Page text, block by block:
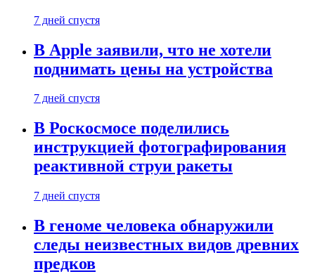
7 дней спустя
В Apple заявили, что не хотели
поднимать цены на устройства
7 дней спустя
В Роскосмосе поделились
инструкцией фотографирования
реактивной струи ракеты
7 дней спустя
В геноме человека обнаружили
следы неизвестных видов древних
предков